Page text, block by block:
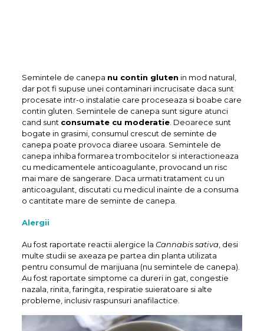
Semintele de canepa nu contin gluten in mod natural,
dar pot fi supuse unei contaminari incrucisate daca sunt
procesate intr-o instalatie care proceseaza si boabe care
contin gluten. Semintele de canepa sunt sigure atunci
cand sunt consumate cu moderatie. Deoarece sunt
bogate in grasimi, consumul crescut de seminte de
canepa poate provoca diaree usoara. Semintele de
canepa inhiba formarea trombocitelor si interactioneaza
cu medicamentele anticoagulante, provocand un risc
mai mare de sangerare. Daca urmati tratament cu un
anticoagulant, discutati cu medicul inainte de a consuma
o cantitate mare de seminte de canepa.
Alergii
Au fost raportate reactii alergice la Cannabis sativa, desi
multe studii se axeaza pe partea din planta utilizata
pentru consumul de marijuana (nu semintele de canepa).
Au fost raportate simptome ca dureri in gat, congestie
nazala, rinita, faringita, respiratie suieratoare si alte
probleme, inclusiv raspunsuri anafilactice.